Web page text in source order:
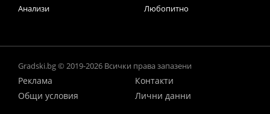
Анализи
Любопитно
Gradski.bg © 2019-2026 Всички права запазени
Реклама
Контакти
Общи условия
Лични данни